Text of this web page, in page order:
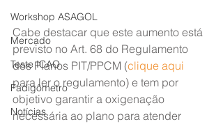
Workshop ASAGOL
Mercado
Teste ICAO
Fadigômetro
Notícias
Cabe destacar que este aumento está
previsto no Art. 68 do Regulamento
dos Planos PIT/PPCM (clique aqui
para ler o regulamento) e tem por
objetivo garantir a oxigenação
necessária ao plano para atender